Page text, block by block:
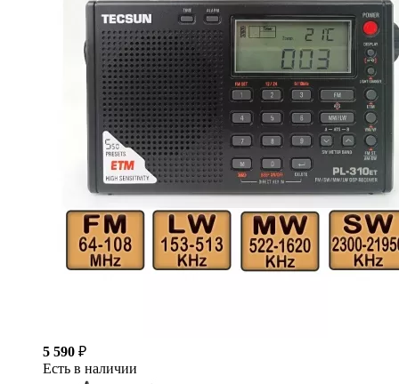
5 590 ₽
Есть в наличии